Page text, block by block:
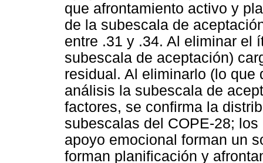
que afrontamiento activo y
de la subescala de
entre .31 y .34. Al eliminar el
subescala de aceptación)
residual. Al eliminarlo (lo
análisis la subescala de
factores, se confirma la
subescalas del COPE-28;
apoyo emocional forman un
forman planificación y